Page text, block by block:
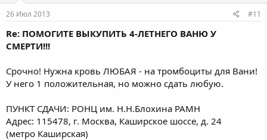
26 Июл 2013 #11
Re: ПОМОГИТЕ ВЫКУПИТЬ 4-ЛЕТНЕГО ВАНЮ У
СМЕРТИ!!!
Срочно! Нужна кровь ЛЮБАЯ - на тромбоциты для Вани!
У него 1 положительная, но можно сдать любую.
ПУНКТ СДАЧИ: РОНЦ им. Н.Н.Блохина РАМН
Адрес: 115478, г. Москва, Каширское шоссе, д. 24
(метро Каширская)